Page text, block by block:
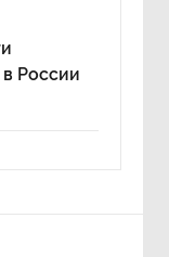
России